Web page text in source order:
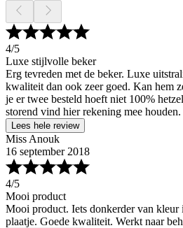
4/5
Luxe stijlvolle beker
Erg tevreden met de beker. Luxe
kwaliteit dan ook zeer goed. Kan hem
je er twee besteld hoeft niet 100%
storend vind hier rekening mee houden.
Lees hele review
Miss Anouk
16 september 2018
4/5
Mooi product
Mooi product. Iets donkerder van kleur
plaatje. Goede kwaliteit. Werkt naar